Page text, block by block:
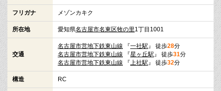
フリガナ メゾンカキク
所在地 愛知県名古屋市名東区牧の里1丁目1001
交通
名古屋市営地下鉄東山線 『一社駅 』 徒歩28分
名古屋市営地下鉄東山線 『星ヶ丘駅 』 徒歩31分
名古屋市営地下鉄東山線 『 上社駅 』 徒歩32分
構造 RC